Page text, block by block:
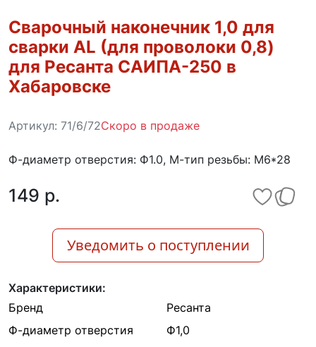
Сварочный наконечник 1,0 для
сварки AL (для проволоки 0,8)
для Ресанта САИПА-250 в
Хабаровске
Артикул: 71/6/72Скоро в продаже
Ф-диаметр отверстия: Ф1.0, М-тип резьбы: M6*28
149 p.
Уведомить о поступлении
Характеристики:
Бренд
Ресанта
Ф-диаметр отверстия
Ф1,0